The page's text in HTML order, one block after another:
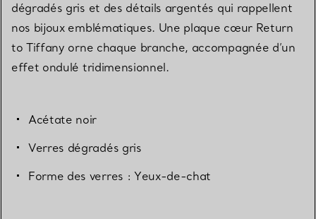
dégradés gris et des détails argentés qui rappellent
nos bijoux emblématiques. Une plaque cœur Return
to Tiffany orne chaque branche, accompagnée d’un
effet ondulé tridimensionnel.
Acétate noir
Verres dégradés gris
Forme des verres : Yeux-de-chat